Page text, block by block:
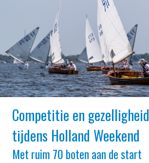
Competitie en gezelligheid
tijdens Holland Weekend
Met ruim 70 boten aan de start